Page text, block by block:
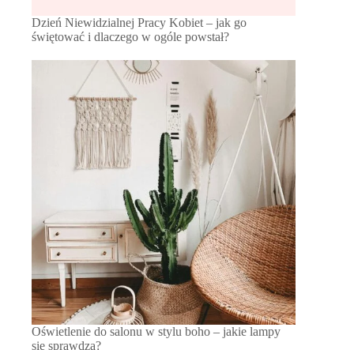
Dzień Niewidzialnej Pracy Kobiet – jak go
świętować i dlaczego w ogóle powstał?
Oświetlenie do salonu w stylu boho – jakie lampy
się sprawdzą?